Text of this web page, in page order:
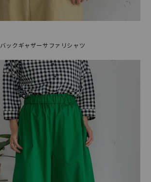
バックギャザーサファリシャツ